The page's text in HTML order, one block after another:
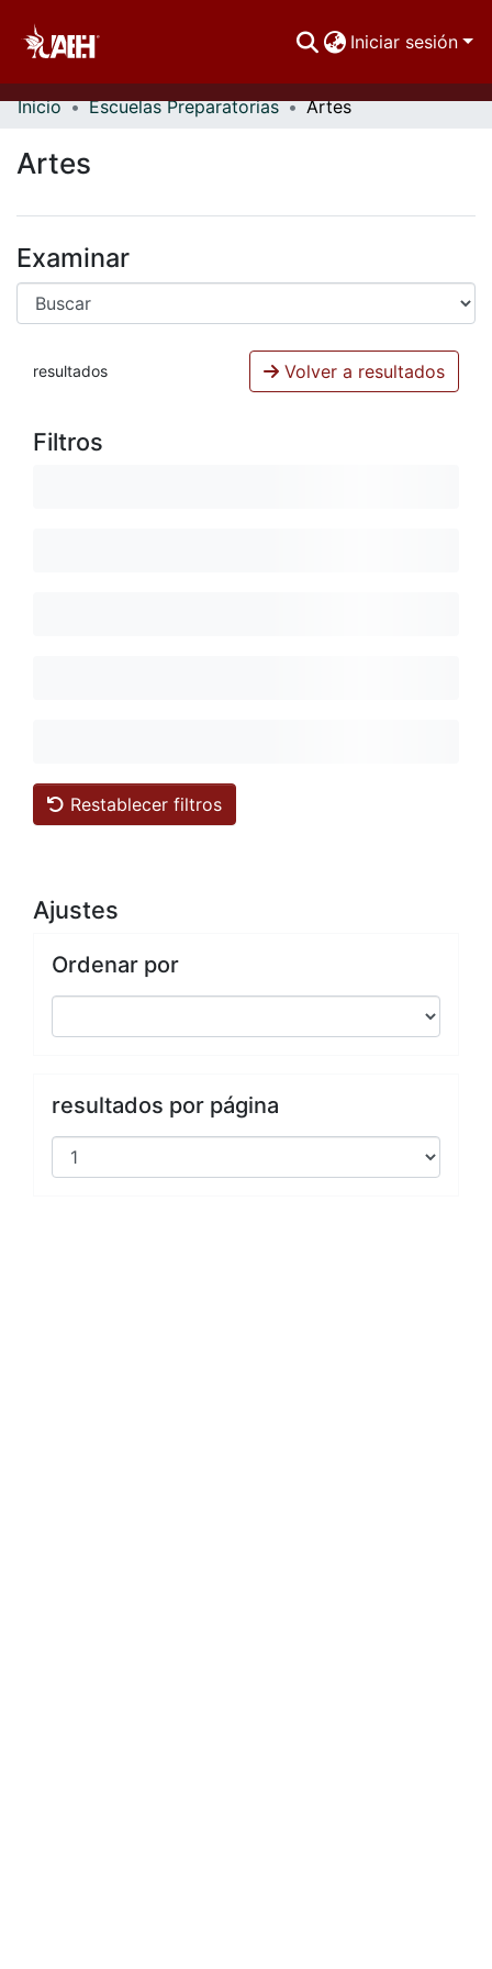
Iniciar sesión
Buscar Por
Estadísticas
Inicio Escuelas Preparatorias Artes
Artes
Examinar
resultados Volver a resultados
Filtros
Restablecer filtros
Ajustes
Ordenar por
resultados por página